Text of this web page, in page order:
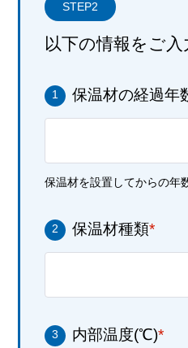
STEP2
以下の情報をご入
1 保温材の経過年
保温材を設置してからの年
2 保温材種類*
3 内部温度(℃)*